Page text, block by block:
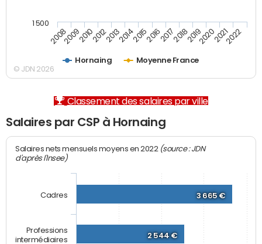
Hornaing Moyenne France
20082009201020122013201420152016201720182019202020212022
1 500
© JDN 2026
Classement des salaires par ville
Salaires par CSP à Hornaing
Salaires nets mensuels moyens en 2022 (source : JDN
d'après l'Insee)
3 665 €
2 544 €
Cadres
Professions
intermédiaires